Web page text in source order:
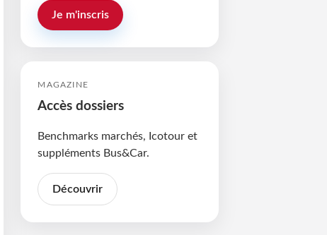
Je m'inscris
MAGAZINE
Accès dossiers
Benchmarks marchés, Icotour et
suppléments Bus&Car.
Découvrir